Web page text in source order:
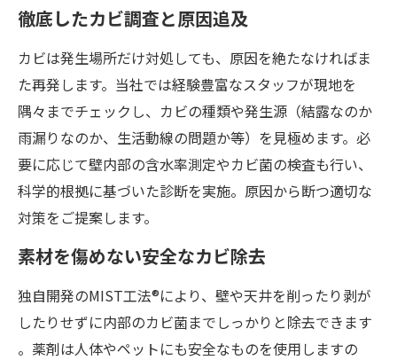
徹底したカビ調査と原因追及
カビは発生場所だけ対処しても、原因を絶たなければま
た再発します。当社では経験豊富なスタッフが現地を
隅々までチェックし、カビの種類や発生源（結露なのか
雨漏りなのか、生活動線の問題か等）を見極めます。必
要に応じて壁内部の含水率測定やカビ菌の検査も行い、
科学的根拠に基づいた診断を実施。原因から断つ適切な
対策をご提案します。
素材を傷めない安全なカビ除去
独自開発のMIST工法®により、壁や天井を削ったり剥が
したりせずに内部のカビ菌までしっかりと除去できます​
。薬剤は人体やペットにも安全なものを使用しますの